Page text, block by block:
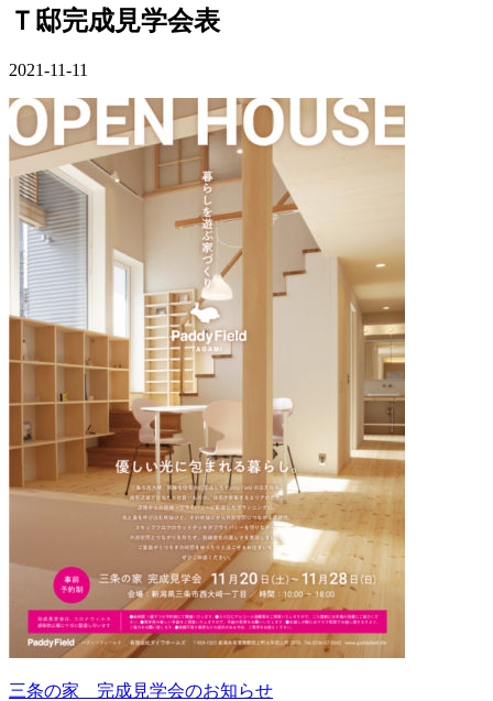
Ｔ邸完成見学会表
2021-11-11
三条の家 完成見学会のお知らせ